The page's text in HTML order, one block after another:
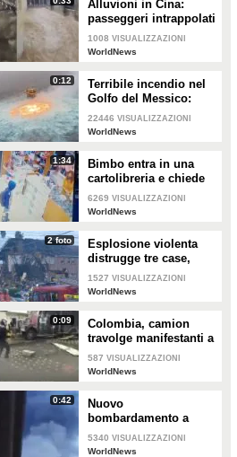
Alluvioni in Cina:
passeggeri intrappolati
nella metropolitana
1008 VISUALIZZAZIONI
WorldNews
0:12
Terribile incendio nel
Golfo del Messico:
fiamme in mare
22446 VISUALIZZAZIONI
WorldNews
1:34
Bimbo entra in una
cartolibreria e chiede
aiuto per studiare, il
proprietario gli regala
6269 VISUALIZZAZIONI
WorldNews
2 foto
Esplosione violenta
distrugge tre case,
muore un bambino:
sospetta fuga di gas
1527 VISUALIZZAZIONI
WorldNews
0:09
Colombia, camion
travolge manifestanti a
Cali
587 VISUALIZZAZIONI
WorldNews
0:42
Nuovo
bombardamento a
Gaza: razzi israeliani
colpiscono palazzo
5340 VISUALIZZAZIONI
WorldNews
PLAY
3051 • di Animali